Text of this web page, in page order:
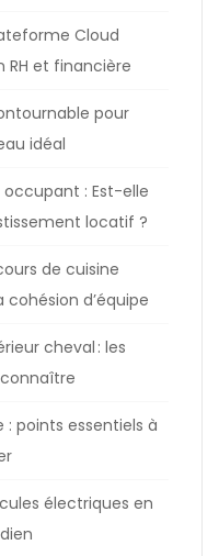
Cloud
RH et financière
pour
idéal
: Est-elle
locatif ?
de cuisine
d’équipe
cheval : les
points essentiels à
électriques en